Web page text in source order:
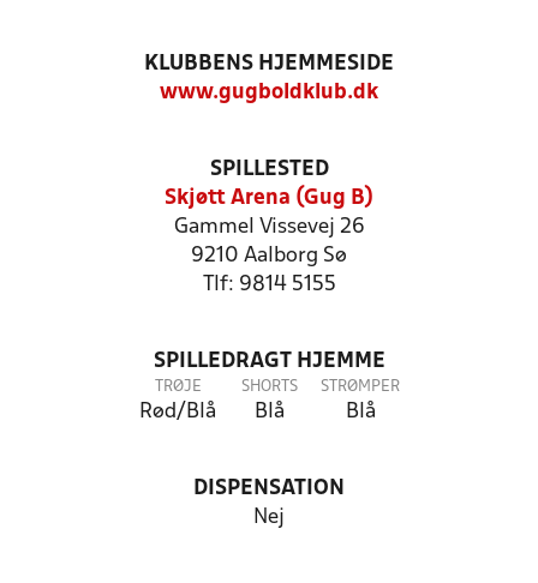
KLUBBENS HJEMMESIDE
www.gugboldklub.dk
SPILLESTED
Skjøtt Arena (Gug B)
Gammel Vissevej 26
9210 Aalborg Sø
Tlf: 9814 5155
SPILLEDRAGT HJEMME
TRØJE
Rød/Blå
SHORTS
Blå
STRØMPER
Blå
DISPENSATION
Nej